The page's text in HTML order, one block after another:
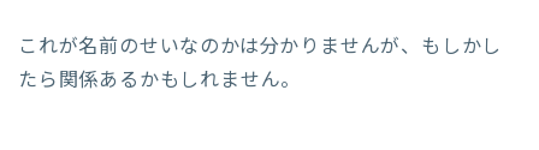
これが名前のせいなのかは分かりませんが、もしかし
たら関係あるかもしれません。